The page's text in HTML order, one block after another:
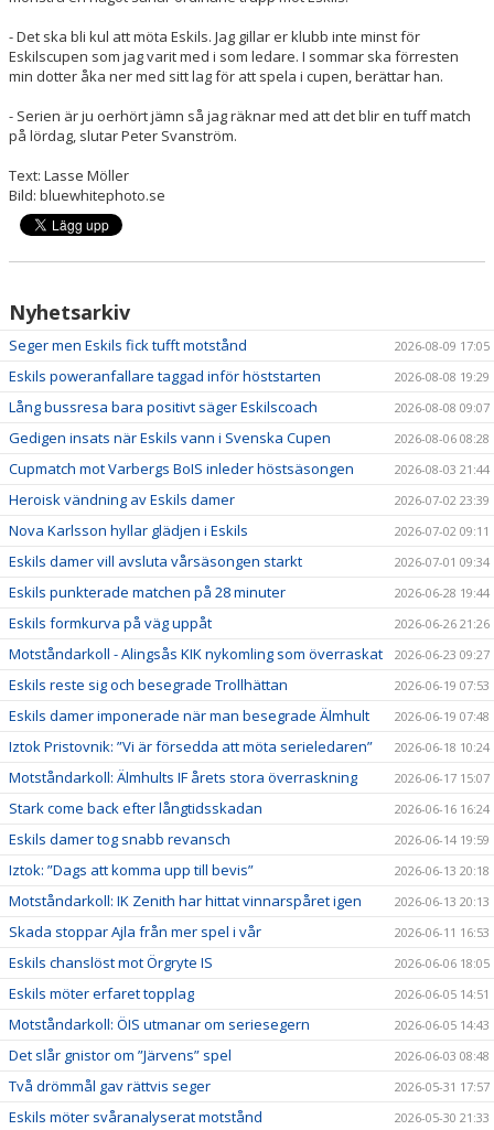
- Det ska bli kul att möta Eskils. Jag gillar er klubb inte minst för
Eskilscupen som jag varit med i som ledare. I sommar ska förresten
min dotter åka ner med sitt lag för att spela i cupen, berättar han.
- Serien är ju oerhört jämn så jag räknar med att det blir en tuff match
på lördag, slutar Peter Svanström.
Text: Lasse Möller
Bild: bluewhitephoto.se
Nyhetsarkiv
Seger men Eskils fick tufft motstånd 2026-08-09 17:05
Eskils poweranfallare taggad inför höststarten 2026-08-08 19:29
Lång bussresa bara positivt säger Eskilscoach 2026-08-08 09:07
Gedigen insats när Eskils vann i Svenska Cupen 2026-08-06 08:28
Cupmatch mot Varbergs BoIS inleder höstsäsongen 2026-08-03 21:44
Heroisk vändning av Eskils damer 2026-07-02 23:39
Nova Karlsson hyllar glädjen i Eskils 2026-07-02 09:11
Eskils damer vill avsluta vårsäsongen starkt 2026-07-01 09:34
Eskils punkterade matchen på 28 minuter 2026-06-28 19:44
Eskils formkurva på väg uppåt 2026-06-26 21:26
Motståndarkoll - Alingsås KIK nykomling som överraskat 2026-06-23 09:27
Eskils reste sig och besegrade Trollhättan 2026-06-19 07:53
Eskils damer imponerade när man besegrade Älmhult 2026-06-19 07:48
Iztok Pristovnik: ”Vi är försedda att möta serieledaren” 2026-06-18 10:24
Motståndarkoll: Älmhults IF årets stora överraskning 2026-06-17 15:07
Stark come back efter långtidsskadan 2026-06-16 16:24
Eskils damer tog snabb revansch 2026-06-14 19:59
Iztok: ”Dags att komma upp till bevis” 2026-06-13 20:18
Motståndarkoll: IK Zenith har hittat vinnarspåret igen 2026-06-13 20:13
Skada stoppar Ajla från mer spel i vår 2026-06-11 16:53
Eskils chanslöst mot Örgryte IS 2026-06-06 18:05
Eskils möter erfaret topplag 2026-06-05 14:51
Motståndarkoll: ÖIS utmanar om seriesegern 2026-06-05 14:43
Det slår gnistor om ”Järvens” spel 2026-06-03 08:48
Två drömmål gav rättvis seger 2026-05-31 17:57
Eskils möter svåranalyserat motstånd 2026-05-30 21:33